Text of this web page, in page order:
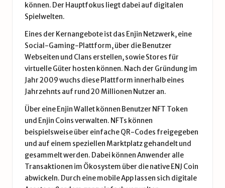
können. Der Hauptfokus liegt dabei auf digitalen
Spielwelten.
Eines der Kernangebote ist das Enjin Netzwerk, eine
Social-Gaming-Plattform, über die Benutzer
Webseiten und Clans erstellen, sowie Stores für
virtuelle Güter hosten können. Nach der Gründung im
Jahr 2009 wuchs diese Plattform innerhalb eines
Jahrzehnts auf rund 20 Millionen Nutzer an.
Über eine Enjin Wallet können Benutzer NFT Token
und Enjin Coins verwalten. NFTs können
beispielsweise über einfache QR-Codes freigegeben
und auf einem speziellen Marktplatz gehandelt und
gesammelt werden. Dabei können Anwender alle
Transaktionen im Ökosystem über die native ENJ Coin
abwickeln. Durch eine mobile App lassen sich digitale